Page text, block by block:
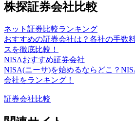
株探証券会社比較
ネット証券比較ランキング
おすすめの証券会社は？各社の手数
スを徹底比較！
NISAおすすめ証券会社
NISA(ニーサ)を始めるならどこ？
会社をランキング！
証券会社比較